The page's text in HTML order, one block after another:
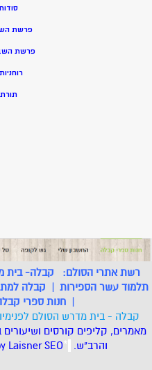
פרשת
פרשת
רשת אתרי הסולם: קבלה- בית
תלמוד עשר הספירות | קבלה
| חנות ספרי
קבלה - בית מדרש הסולם
מאמרים, קליפים קורסים
והרב"ש. *
LaisnerSEO